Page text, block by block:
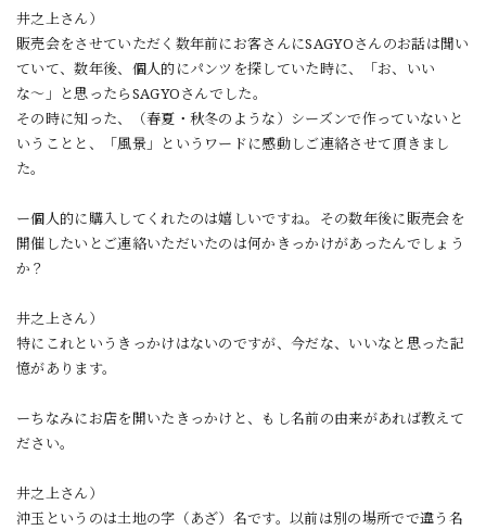
井之上さん）
販売会をさせていただく数年前にお客さんにSAGYOさんのお話は聞い
ていて、数年後、個人的にパンツを探していた時に、「お、いい
な〜」と思ったらSAGYOさんでした。
その時に知った、（春夏・秋冬のような）シーズンで作っていないと
いうことと、「風景」というワードに感動しご連絡させて頂きまし
た。
ー個人的に購入してくれたのは嬉しいですね。その数年後に販売会を
開催したいとご連絡いただいたのは何かきっかけがあったんでしょう
か？
井之上さん）
特にこれというきっかけはないのですが、今だな、いいなと思った記
憶があります。
ーちなみにお店を開いたきっかけと、もし名前の由来があれば教えて
ださい。
井之上さん）
沖玉というのは土地の字（あざ）名です。以前は別の場所でで違う名